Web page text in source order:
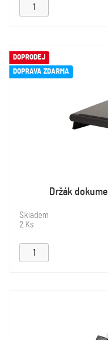
DOPRODEJ
DOPRAVA ZDARMA
Držák
Skladem
2 Ks